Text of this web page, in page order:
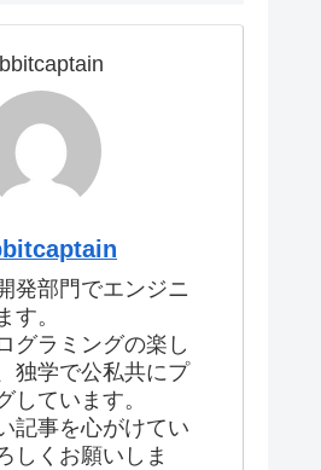
発部門でエンジニ
す。
グラミングの楽し
独学で公私共にプ
しています。
記事を心がけてい
しくお願いしま